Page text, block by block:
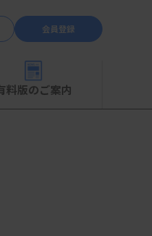
会員登録
料版のご案内